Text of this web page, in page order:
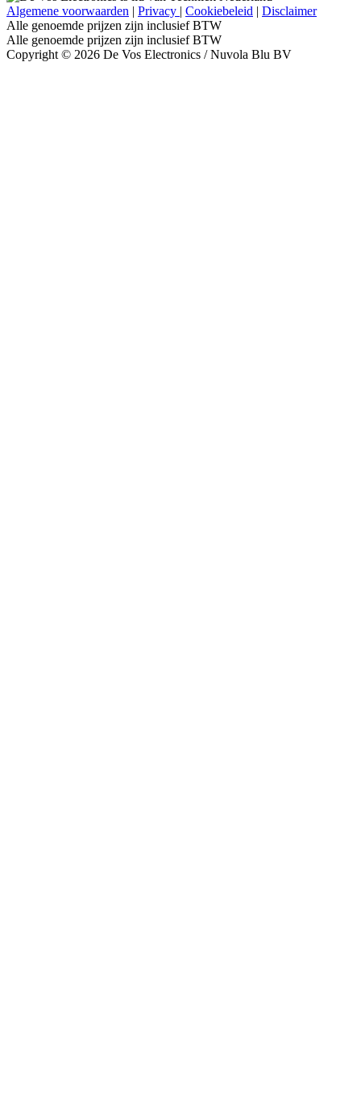
Algemene voorwaarden | Privacy | Cookiebeleid | Disclaimer
Alle genoemde prijzen zijn inclusief BTW
Alle genoemde prijzen zijn inclusief BTW
Copyright © 2026 De Vos Electronics / Nuvola Blu BV